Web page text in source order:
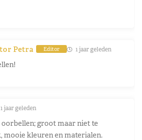
Petra Editor 1 jaar geleden
1 jaar geleden
groot maar niet te
mooie kleuren en materialen.